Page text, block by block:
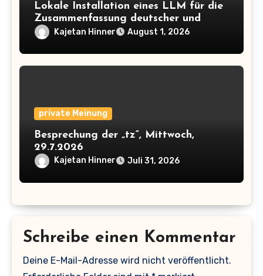
Lokale Installation eines LLM für die
Zusammenfassung deutscher und
englischer Texte
Kajetan Hinner August 1, 2026
private Meinung
Besprechung der „tz“, Mittwoch,
29.7.2026
Kajetan Hinner Juli 31, 2026
Schreibe einen Kommentar
Deine E-Mail-Adresse wird nicht veröffentlicht.